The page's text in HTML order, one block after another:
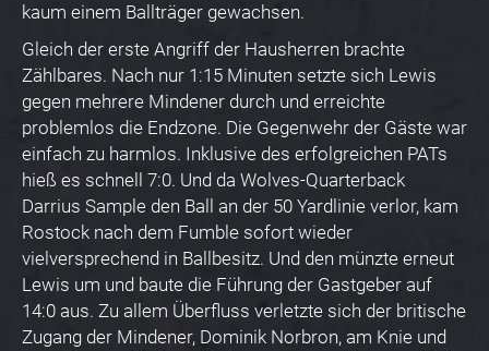
kaum einem Ballträger gewachsen.
Gleich der erste Angriff der Hausherren brachte
Zählbares. Nach nur 1:15 Minuten setzte sich Lewis
gegen mehrere Mindener durch und erreichte
problemlos die Endzone. Die Gegenwehr der Gäste war
einfach zu harmlos. Inklusive des erfolgreichen PATs
hieß es schnell 7:0. Und da Wolves-Quarterback
Darrius Sample den Ball an der 50 Yardlinie verlor, kam
Rostock nach dem Fumble sofort wieder
vielversprechend in Ballbesitz. Und den münzte erneut
Lewis um und baute die Führung der Gastgeber auf
14:0 aus. Zu allem Überfluss verletzte sich der britische
Zugang der Mindener, Dominik Norbron, am Knie und